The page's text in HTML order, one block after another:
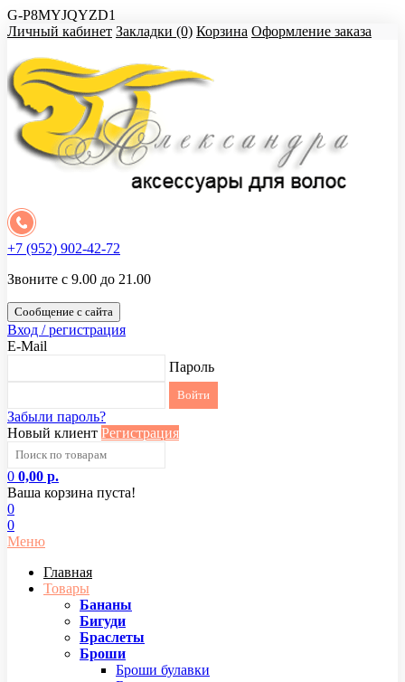
G-P8MYJQYZD1
Личный кабинет Закладки (0) Корзина Оформление заказа
+7 (952) 902-42-72
Звоните с 9.00 до 21.00
Сообщение с сайта
Вход / регистрация
E-Mail
Пароль
Забыли пароль?
Новый клиент Регистрация
0 0,00 р.
Ваша корзина пуста!
0
0
Меню
Главная
Товары
Бананы
Бигуди
Браслеты
Броши
Броши булавки